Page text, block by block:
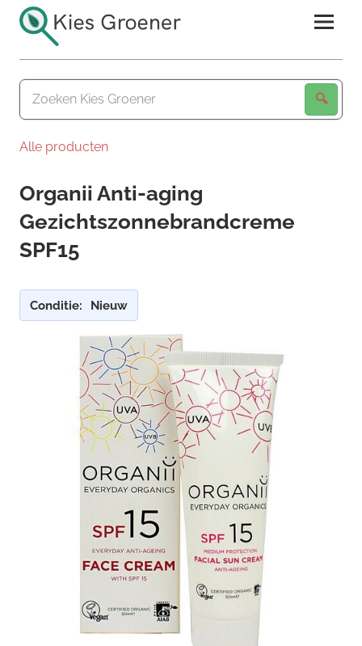
naar
inhoudKies
Groener
Alle producten
Organii Anti-aging
Gezichtszonnebrandcreme
SPF15
Conditie: Nieuw